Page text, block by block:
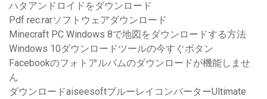
ハタアンドロイドをダウンロード
Pdf rec.rarソフトウェアダウンロード
Minecraft PC Windows 8で地図をダウンロードする方法
Windows 10ダウンロードツールの今すぐボタン
Facebookのフォトアルバムのダウンロードが機能しませ
ん
ダウンロードaiseesoftブルーレイコンバーターUltimate